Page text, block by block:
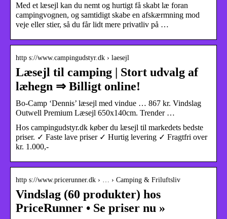
Med et læsejl kan du nemt og hurtigt få skabt læ foran
campingvognen, og samtidigt skabe en afskærmning mod
veje eller stier, så du får lidt mere privatliv på …
http s://www.campingudstyr.dk › laesejl
Læsejl til camping | Stort udvalg af
læhegn ⇒ Billigt online!
Bo-Camp ‘Dennis’ læsejl med vindue … 867 kr. Vindslag
Outwell Premium Læsejl 650x140cm. Trender …
Hos campingudstyr.dk køber du læsejl til markedets bedste
priser. ✓ Faste lave priser ✓ Hurtig levering ✓ Fragtfri over
kr. 1.000,-
http s://www.pricerunner.dk › … › Camping & Friluftsliv
Vindslag (60 produkter) hos
PriceRunner • Se priser nu »